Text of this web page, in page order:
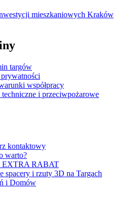
mieszkaniowych Kraków
targów
współpracy
techniczne i przeciwpożarowe
kontaktowy
warto?
EXTRA RABAT
spacery i rzuty 3D na Targach
i Domów